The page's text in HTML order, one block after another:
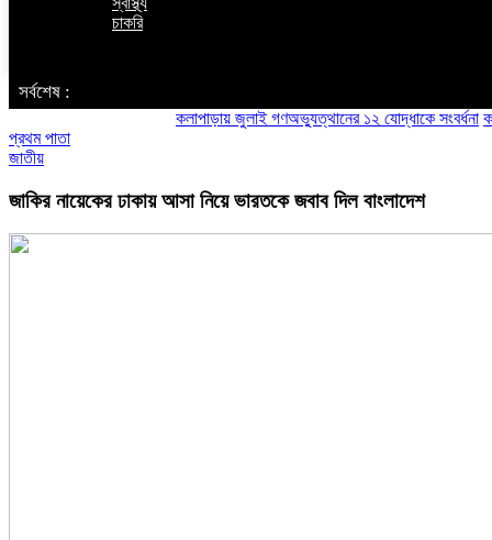
চাকরি
‌ সর্বশেষ :
কলাপাড়ায় জুলাই গণঅভ্যুত্থানের ১২ যোদ্ধাকে সংবর্ধনা
প্রথম পাতা
জাতীয়
জাকির নায়েকের ঢাকায় আসা নিয়ে ভারতকে জবাব দিল বাংলাদেশ